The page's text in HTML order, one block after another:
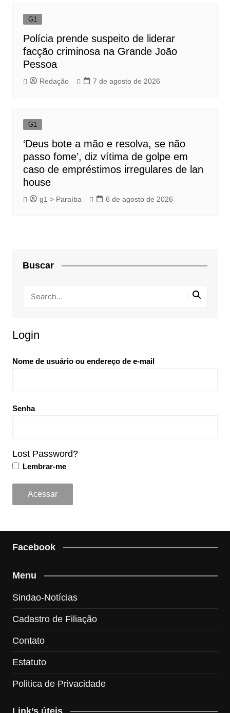
G1
Polícia prende suspeito de liderar
facção criminosa na Grande João
Pessoa
Redação 7 de agosto de 2026
G1
‘Deus bote a mão e resolva, se não
passo fome’, diz vítima de golpe em
caso de empréstimos irregulares de lan
house
g1 > Paraíba 6 de agosto de 2026
Buscar
Login
Nome de usuário ou endereço de e-mail
Senha
Lost Password?
Lembrar-me
Facebook
Menu
Sindao-Notícias
Cadastro de Filiação
Contato
Estatuto
Politica de Privacidade
Link’s úteis